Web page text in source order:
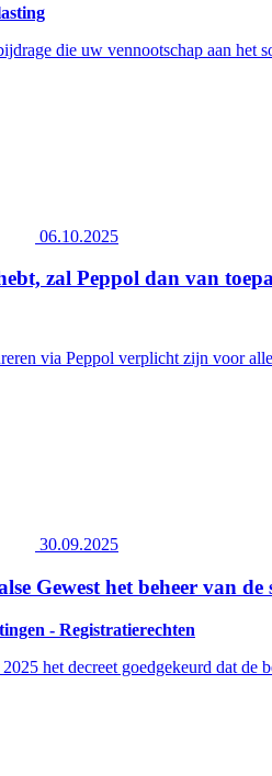
die uw vennootschap aan het
06.10.2025
zal Peppol dan van
via Peppol verplicht zijn voor
30.09.2025
Gewest het beheer van de
- Registratierechten
het decreet goedgekeurd dat